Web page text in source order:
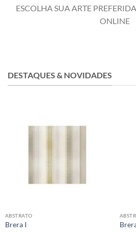
ESCOLHA SUA ARTE
ONLINE
DESTAQUES & NOVIDADES
ABSTRATO
Brera I